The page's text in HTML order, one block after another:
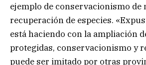
ejemplo de conservacionismo de
recuperación de especies.
está haciendo con la ampliación
protegidas, conservacionismo y
puede ser imitado por otras